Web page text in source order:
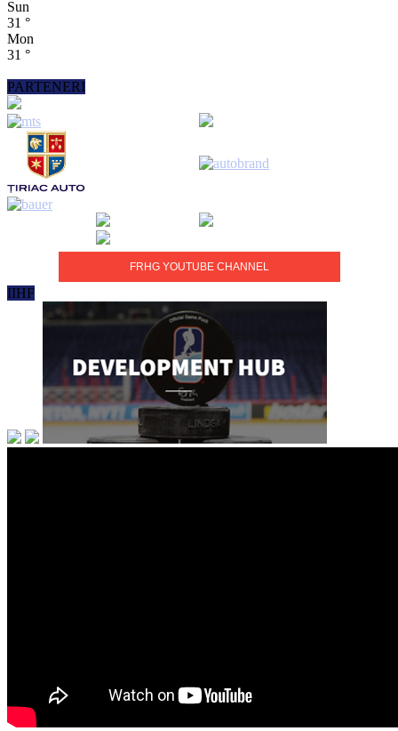
Sun
31 °
Mon
31 °
PARTENERI
FRHG YOUTUBE CHANNEL
IIHF